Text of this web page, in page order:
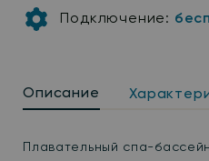
Подключение:
Описание
Плавательный спа-бассейн